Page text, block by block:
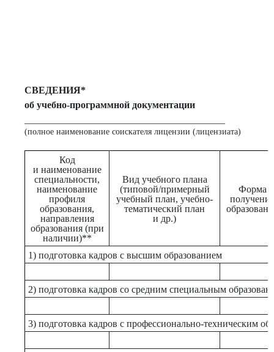
СВЕДЕНИЯ*
об учебно-программной документации
(полное наименование соискателя лицензии (лицензиата)
Код
и наименование
специальности,
наименование
профиля
образования,
направления
образования (при
наличии)**
Вид учебного плана
(типовой/примерный
учебный план, учебно-
тематический план
и др.)
Форма
получения
1) подготовка кадров с высшим образованием
2) подготовка кадров со средним специальным
3) подготовка кадров с профессионально-техническим